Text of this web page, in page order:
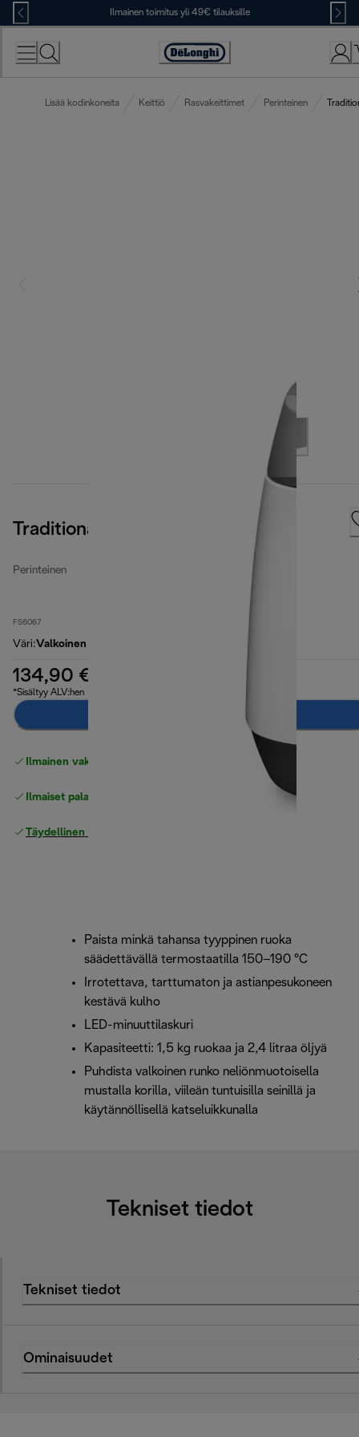
Skip
to
Content
Ilmainen toimitus yli 49€ tilauksille
Accessibility
Lisää kodinkoneita Keittiö Rasvakeittimet Perinteinen
Traditional
Perinteinen
FS6067
Väri:Valkoinen
134,90 €
*Sisältyy ALV:hen
Ilmainen vakiotoimitus
Ilmaiset palautukset
Täydellinen valmistajan takuu
Paista minkä tahansa tyyppinen ruoka
säädettävällä termostaatilla 150–190 °C
Irrotettava, tarttumaton ja astianpesukoneen
kestävä kulho
LED-minuuttilaskuri
Kapasiteetti: 1,5 kg ruokaa ja 2,4 litraa öljyä
Puhdista valkoinen runko neliönmuotoisella
mustalla korilla, viileän tuntuisilla seinillä ja
käytännöllisellä katseluikkunalla
Tekniset tiedot
Tekniset tiedot
Ominaisuudet